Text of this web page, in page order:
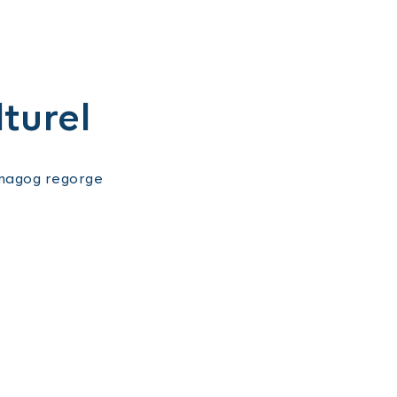
regorge